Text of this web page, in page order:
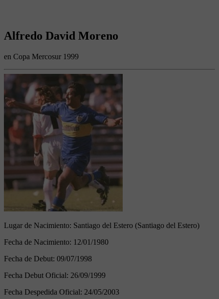
Alfredo David Moreno
en Copa Mercosur 1999
Lugar de Nacimiento: Santiago del Estero (Santiago del Estero)
Fecha de Nacimiento: 12/01/1980
Fecha de Debut: 09/07/1998
Fecha Debut Oficial: 26/09/1999
Fecha Despedida Oficial: 24/05/2003